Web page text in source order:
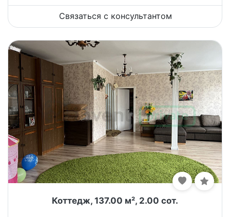
Связаться с консультантом
Коттедж, 137.00 м², 2.00 сот.